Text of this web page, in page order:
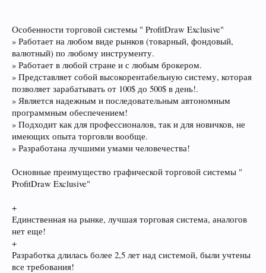
Особенности торговой системы " ProfitDraw Exclusive"
» Работает на любом виде рынков (товарный, фондовый,
валютный) по любому инструменту.
» Работает в любой стране и с любым брокером.
» Представляет собой высокорентабельную систему, которая
позволяет зарабатывать от 100$ до 500$ в день!.
» Является надежным и последовательным автономным
программным обеспечением!
» Подходит как для профессионалов, так и для новичков, не
имеющих опыта торговли вообще.
» Разработана лучшими умами человечества!
Основные преимущество графической торговой системы "
ProfitDraw Exclusive"
+
Единственная на рынке, лучшая торговая система, аналогов
нет еще!
+
Разработка длилась более 2,5 лет над системой, были учтены
все требования!